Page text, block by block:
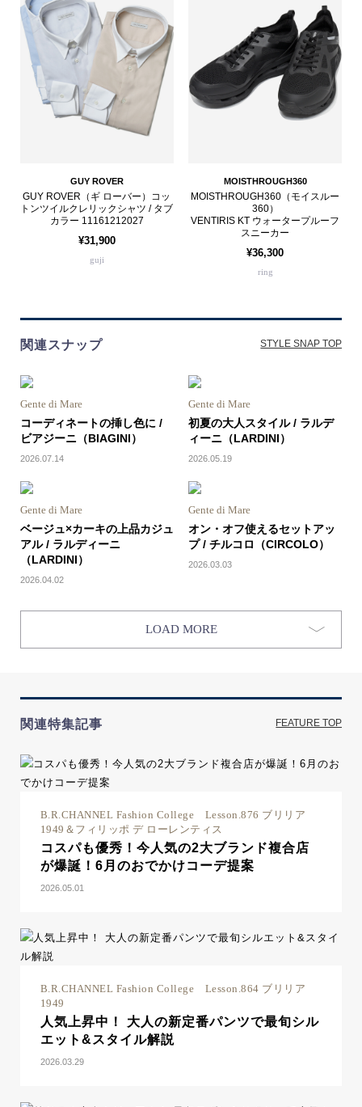
GUY ROVER
GUY ROVER（ギ ローバー）コッ
トンツイルクレリックシャツ / タブ
カラー 11161212027
¥31,900
guji
MOISTHROUGH360
MOISTHROUGH360（モイスルー
360）
VENTIRIS KT ウォータープルーフ
スニーカー
¥36,300
ring
関連スナップ STYLE SNAP TOP
Gente di Mare
コーディネートの挿し色に /
ビアジーニ（BIAGINI）
2026.07.14
Gente di Mare
初夏の大人スタイル / ラルデ
ィーニ（LARDINI）
2026.05.19
Gente di Mare
ベージュ×カーキの上品カジュ
アル / ラルディーニ
（LARDINI）
2026.04.02
Gente di Mare
オン・オフ使えるセットアッ
プ / チルコロ（CIRCOLO）
2026.03.03
LOAD MORE
関連特集記事 FEATURE TOP
B.R.CHANNEL Fashion College Lesson.876 ブリリア
1949＆フィリッポ デ ローレンティス
コスパも優秀！今人気の2大ブランド複合店
が爆誕！6月のおでかけコーデ提案
2026.05.01
B.R.CHANNEL Fashion College Lesson.864 ブリリア
1949
人気上昇中！ 大人の新定番パンツで最旬シル
エット&スタイル解説
2026.03.29